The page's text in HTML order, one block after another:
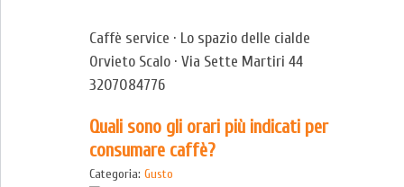
Caffè service · Lo spazio delle cialde
Orvieto Scalo · Via Sette Martiri 44
3207084776
Quali sono gli orari più indicati per
consumare caffè?
Categoria: Gusto